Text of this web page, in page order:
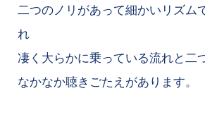
二つのノリがあって細かいリズム
れ
凄く大らかに乗っている流れと二
なかなか聴きごたえがあります。